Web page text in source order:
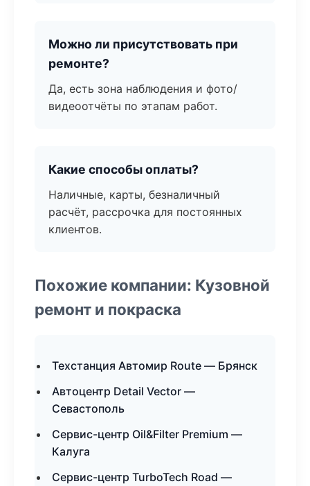
Можно ли присутствовать при
ремонте?
Да, есть зона наблюдения и фото/
видеоотчёты по этапам работ.
Какие способы оплаты?
Наличные, карты, безналичный
расчёт, рассрочка для постоянных
клиентов.
Похожие компании: Кузовной
ремонт и покраска
Техстанция Автомир Route — Брянск
Автоцентр Detail Vector —
Севастополь
Сервис-центр Oil&Filter Premium —
Калуга
Сервис-центр TurboTech Road —